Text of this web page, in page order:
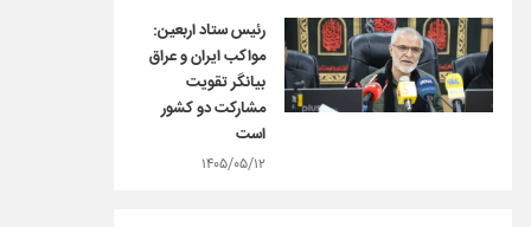
رئیس ستاد اربعین:
مواکب ایران و عراق
بیانگر تقویت
مشارکت دو کشور
است
۱۴۰۵/۰۵/۱۲